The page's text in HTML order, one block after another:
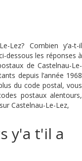
Lez? Combien y’a-t-il
dessous les réponses à
de Castelnau-Le-
depuis l’année 1968
du code postal, vous
postaux alentours,
Castelnau-Le-Lez,
y'a t'il a